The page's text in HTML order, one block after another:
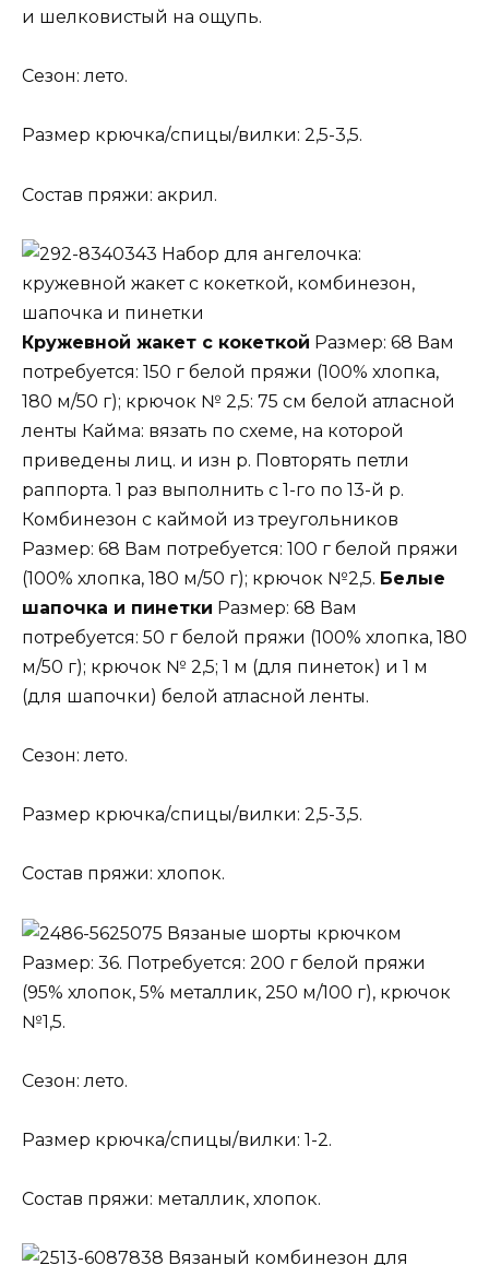
и шелковистый на ощупь.
Сезон: лето.
Размер крючка/спицы/вилки: 2,5-3,5.
Состав пряжи: акрил.
Набор для ангелочка:
кружевной жакет с кокеткой, комбинезон,
шапочка и пинетки
Кружевной жакет с кокеткой Размер: 68 Вам
потребуется: 150 г белой пряжи (100% хлопка,
180 м/50 г); крючок № 2,5: 75 см белой атласной
ленты Кайма: вязать по схеме, на которой
приведены лиц. и изн р. Повторять петли
раппорта. 1 раз выполнить с 1-го по 13-й р.
Комбинезон с каймой из треугольников
Размер: 68 Вам потребуется: 100 г белой пряжи
(100% хлопка, 180 м/50 г); крючок №2,5. Белые
шапочка и пинетки Размер: 68 Вам
потребуется: 50 г белой пряжи (100% хлопка, 180
м/50 г); крючок № 2,5; 1 м (для пинеток) и 1 м
(для шапочки) белой атласной ленты.
Сезон: лето.
Размер крючка/спицы/вилки: 2,5-3,5.
Состав пряжи: хлопок.
Вязаные шорты крючком
Размер: 36. Потребуется: 200 г белой пряжи
(95% хлопок, 5% металлик, 250 м/100 г), крючок
№1,5.
Сезон: лето.
Размер крючка/спицы/вилки: 1-2.
Состав пряжи: металлик, хлопок.
Вязаный комбинезон для